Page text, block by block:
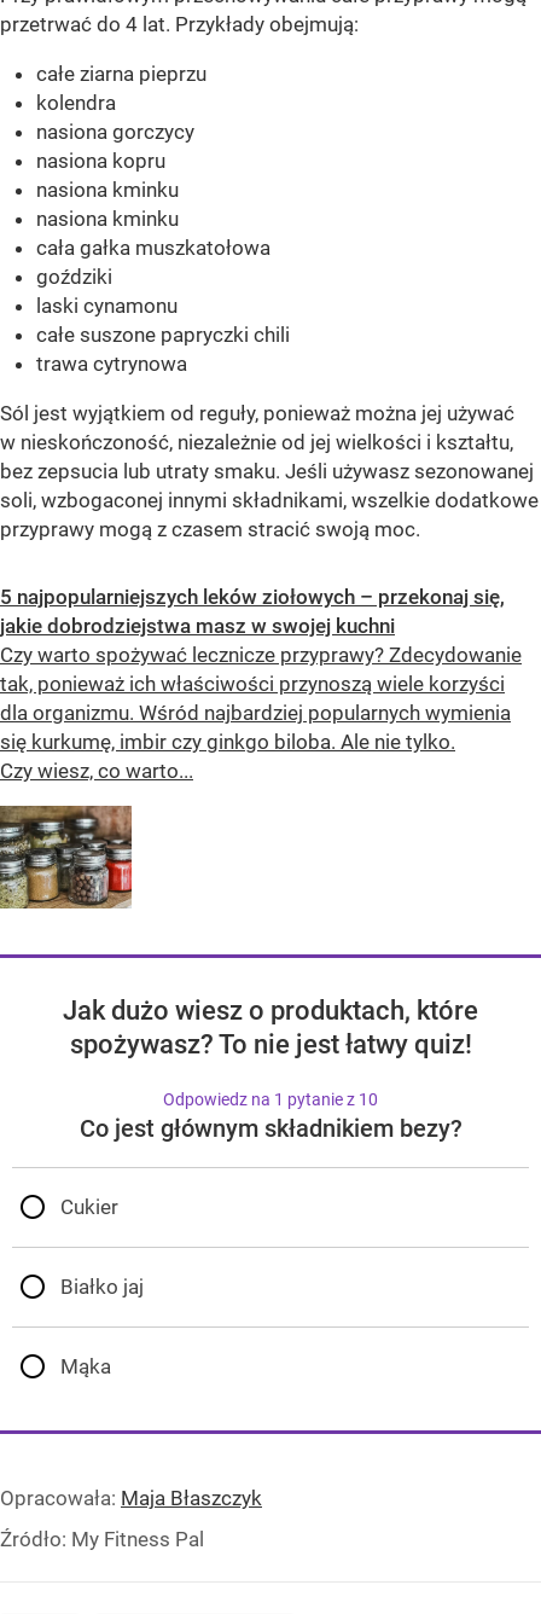
przetrwać do 4 lat. Przykłady obejmują:
całe ziarna pieprzu
kolendra
nasiona gorczycy
nasiona kopru
nasiona kminku
nasiona kminku
cała gałka muszkatołowa
goździki
laski cynamonu
całe suszone papryczki chili
trawa cytrynowa
Sól jest wyjątkiem od reguły, ponieważ można jej używać
w nieskończoność, niezależnie od jej wielkości i kształtu,
bez zepsucia lub utraty smaku. Jeśli używasz sezonowanej
soli, wzbogaconej innymi składnikami, wszelkie dodatkowe
przyprawy mogą z czasem stracić swoją moc.
5 najpopularniejszych leków ziołowych – przekonaj się,
jakie dobrodziejstwa masz w swojej kuchni
Czy warto spożywać lecznicze przyprawy? Zdecydowanie
tak, ponieważ ich właściwości przynoszą wiele korzyści
dla organizmu. Wśród najbardziej popularnych wymienia
się kurkumę, imbir czy ginkgo biloba. Ale nie tylko.
Czy wiesz, co warto...
Jak dużo wiesz o produktach, które
spożywasz? To nie jest łatwy quiz!
Odpowiedz na 1 pytanie z 10
Co jest głównym składnikiem bezy?
Cukier
Białko jaj
Mąka
Opracowała: Maja Błaszczyk
Źródło: My Fitness Pal